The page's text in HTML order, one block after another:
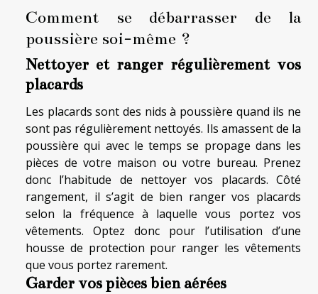
Comment se débarrasser de la
poussière soi-même ?
Nettoyer et ranger régulièrement vos
placards
Les placards sont des nids à poussière quand ils ne
sont pas régulièrement nettoyés. Ils amassent de la
poussière qui avec le temps se propage dans les
pièces de votre maison ou votre bureau. Prenez
donc l’habitude de nettoyer vos placards. Côté
rangement, il s’agit de bien ranger vos placards
selon la fréquence à laquelle vous portez vos
vêtements. Optez donc pour l’utilisation d’une
housse de protection pour ranger les vêtements
que vous portez rarement.
Garder vos pièces bien aérées